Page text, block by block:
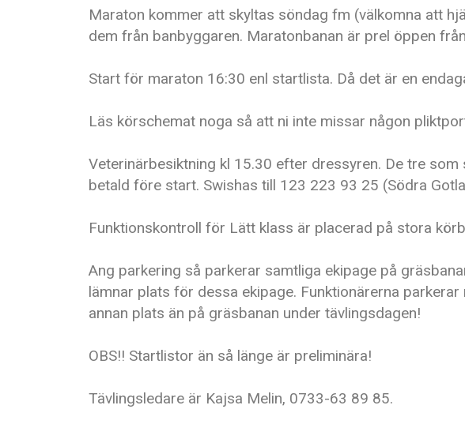
Maraton kommer att skyltas söndag fm (välkomna att
dem från banbyggaren. Maratonbanan är prel öppen
Start för maraton 16:30 enl startlista. Då det är en
Läs körschemat noga så att ni inte missar någon
Veterinärbesiktning kl 15.30 efter dressyren. De tre
betald före start. Swishas till 123 223 93 25 (Södra
Funktionskontroll för Lätt klass är placerad på stora
Ang parkering så parkerar samtliga ekipage på
lämnar plats för dessa ekipage. Funktionärerna
annan plats än på gräsbanan under tävlingsdagen!
OBS!! Startlistor än så länge är preliminära!
Tävlingsledare är Kajsa Melin, 0733-63 89 85.